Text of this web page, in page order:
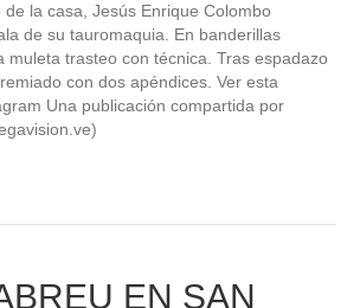
la casa, Jesús Enrique Colombo
de su tauromaquia. En banderillas
muleta trasteo con técnica. Tras espadazo
con dos apéndices. Ver esta
Una publicación compartida por
EN SAN